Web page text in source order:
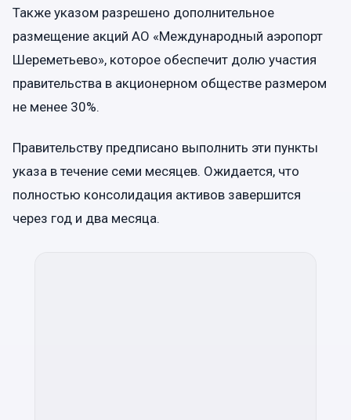
Также указом разрешено дополнительное
размещение акций АО «Международный аэропорт
Шереметьево», которое обеспечит долю участия
правительства в акционерном обществе размером
не менее 30%.
Правительству предписано выполнить эти пункты
указа в течение семи месяцев. Ожидается, что
полностью консолидация активов завершится
через год и два месяца.